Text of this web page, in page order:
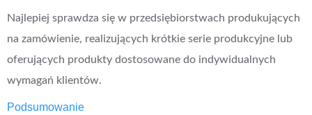
Najlepiej sprawdza się w przedsiębiorstwach produkujących
na zamówienie, realizujących krótkie serie produkcyjne lub
oferujących produkty dostosowane do indywidualnych
wymagań klientów.
Podsumowanie